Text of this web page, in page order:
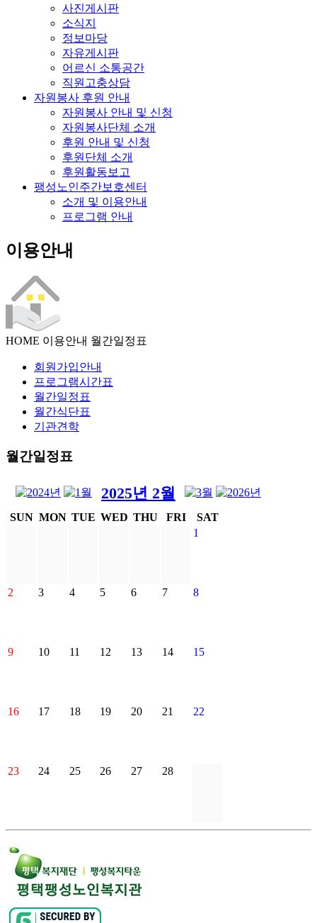
사진게시판
소식지
정보마당
자유게시판
어르신 소통공간
직원고충상담
자원봉사 후원 안내
자원봉사 안내 및 신청
자원봉사단체 소개
후원 안내 및 신청
후원단체 소개
후원활동보고
팽성노인주간보호센터
소개 및 이용안내
프로그램 안내
이용안내
HOME 이용안내 월간일정표
회원가입안내
프로그램시간표
월간일정표
월간식단표
기관견학
월간일정표
2025년 2월
2025년 2월행사일정
SUN MON TUE WED THU FRI
SAT
1
2 3 4 5 6 7 8
9 10 11 12 13 14 15
16 17 18 19 20 21 22
23 24 25 26 27 28